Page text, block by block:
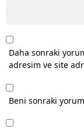
Daha sonraki
adresim ve site
Beni sonraki